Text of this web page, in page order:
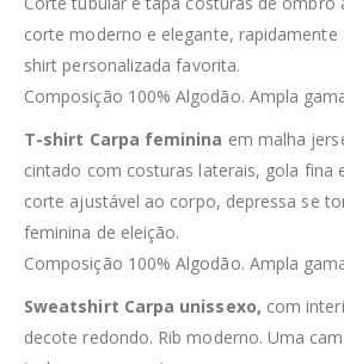
corte moderno e elegante,
shirt personalizada favorita.
Composição 100% Algodão. Ampla
T-shirt Carpa feminina em malha
cintado com costuras laterais, gola fina
corte ajustável ao corpo, depressa se
feminina de eleição.
Composição 100% Algodão. Ampla
Sweatshirt Carpa unissexo, com
decote redondo. Rib moderno. Uma